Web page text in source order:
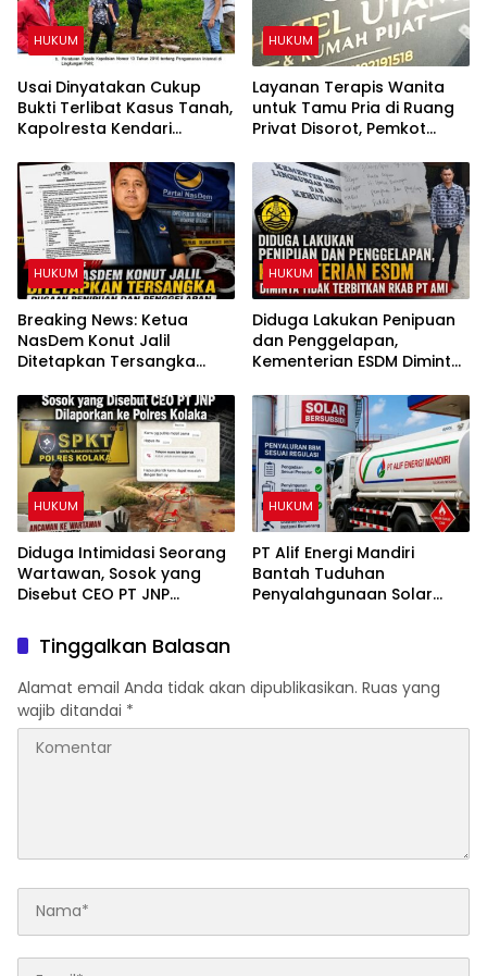
HUKUM
Usai Dinyatakan Cukup
Bukti Terlibat Kasus Tanah,
Kapolresta Kendari
dari Jabatan
HUKUM
Layanan Terapis Wanita
untuk Tamu Pria di Ruang
Privat Disorot, Pemkot
Perizinan Rumah Pijat Utami
HUKUM
Breaking News: Ketua
NasDem Konut Jalil
Ditetapkan Tersangka
Penggelapan
HUKUM
Diduga Lakukan Penipuan
dan Penggelapan,
Kementerian ESDM Diminta
AMI
HUKUM
Diduga Intimidasi Seorang
Wartawan, Sosok yang
Disebut CEO PT JNP
Kolaka
HUKUM
PT Alif Energi Mandiri
Bantah Tuduhan
Penyalahgunaan Solar
Tinggalkan Balasan
Alamat email Anda tidak akan dipublikasikan. Ruas yang
wajib ditandai *